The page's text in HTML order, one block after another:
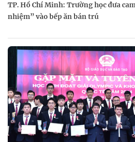
TP. Hồ Chí Minh: Trường học đưa
nhiệm” vào bếp ăn bán trú